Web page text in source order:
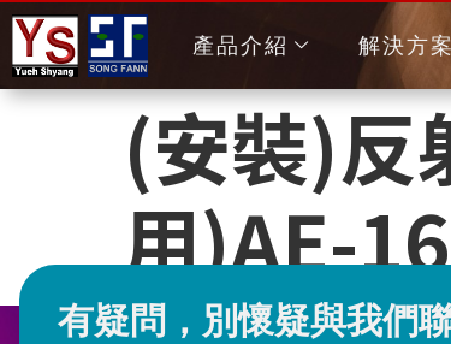
產品介紹 解決方案
(安裝)反
用)AE-
有疑問，別懷疑與我們